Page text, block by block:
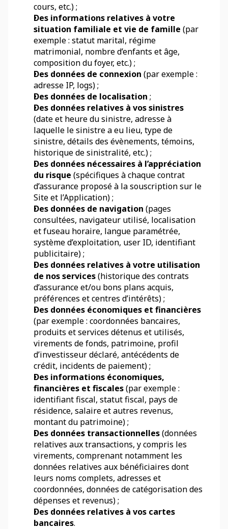
cours, etc.) ;
Des informations relatives à votre
situation familiale et vie de famille (par
exemple : statut marital, régime
matrimonial, nombre d’enfants et âge,
composition du foyer, etc.) ;
Des données de connexion (par exemple :
adresse IP, logs) ;
Des données de localisation ;
Des données relatives à vos sinistres
(date et heure du sinistre, adresse à
laquelle le sinistre a eu lieu, type de
sinistre, détails des évènements, témoins,
historique de sinistralité, etc.) ;
Des données nécessaires à l’appréciation
du risque (spécifiques à chaque contrat
d’assurance proposé à la souscription sur le
Site et l’Application) ;
Des données de navigation (pages
consultées, navigateur utilisé, localisation
et fuseau horaire, langue paramétrée,
système d’exploitation, user ID, identifiant
publicitaire) ;
Des données relatives à votre utilisation
de nos services (historique des contrats
d’assurance et/ou bons plans acquis,
préférences et centres d’intérêts) ;
Des données économiques et financières
(par exemple : coordonnées bancaires,
produits et services détenus et utilisés,
virements de fonds, patrimoine, profil
d’investisseur déclaré, antécédents de
crédit, incidents de paiement) ;
Des informations économiques,
financières et fiscales (par exemple :
identifiant fiscal, statut fiscal, pays de
résidence, salaire et autres revenus,
montant du patrimoine) ;
Des données transactionnelles (données
relatives aux transactions, y compris les
virements, comprenant notamment les
données relatives aux bénéficiaires dont
leurs noms complets, adresses et
coordonnées, données de catégorisation des
dépenses et revenus) ;
Des données relatives à vos cartes
bancaires.